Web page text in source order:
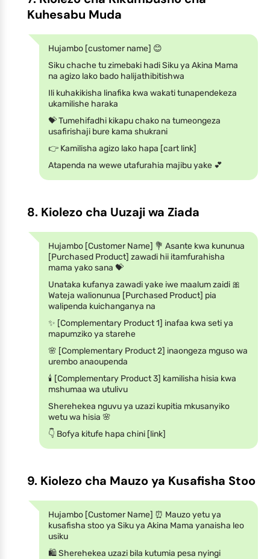
Kuhesabu Muda
Hujambo [customer name] 😊
Siku chache tu zimebaki hadi Siku ya Akina Mama
na agizo lako bado halijathibitishwa
Ili kuhakikisha linafika kwa wakati tunapendekeza
ukamilishe haraka
💝 Tumehifadhi kikapu chako na tumeongeza
usafirishaji bure kama shukrani
👉 Kamilisha agizo lako hapa [cart link]
Atapenda na wewe utafurahia majibu yake 💕
8. Kiolezo cha Uuzaji wa Ziada
Hujambo [Customer Name] 💐 Asante kwa kununua
[Purchased Product] zawadi hii itamfurahisha
mama yako sana 💝
Unataka kufanya zawadi yake iwe maalum zaidi 🎀
Wateja walionunua [Purchased Product] pia
walipenda kuichanganya na
✨ [Complementary Product 1] inafaa kwa seti ya
mapumziko ya starehe
🌸 [Complementary Product 2] inaongeza mguso wa
urembo anaoupenda
🕯️ [Complementary Product 3] kamilisha hisia kwa
mshumaa wa utulivu
Sherehekea nguvu ya uzazi kupitia mkusanyiko
wetu wa hisia 🌸
👇 Bofya kitufe hapa chini [link]
9. Kiolezo cha Mauzo ya Kusafisha Stoo
Hujambo [Customer Name] ⏰ Mauzo yetu ya
kusafisha stoo ya Siku ya Akina Mama yanaisha leo
usiku
🛍️ Sherehekea uzazi bila kutumia pesa nyingi